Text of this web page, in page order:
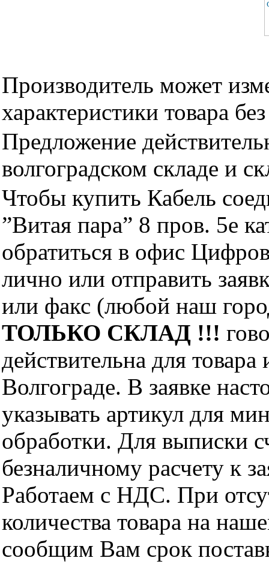
Производитель может
характеристики товара
Предложение
волгоградском складе и
Чтобы купить Кабель
”Витая пара” 8 пров. 5е
обратиться в офис
лично или отправить
или факс (любой наш
ТОЛЬКО СКЛАД !!!
действительна для
Волгограде. В заявке
указывать артикул для
обработки. Для выписки
безналичному расчету к
Работаем с НДС. При
количества товара на
сообщим Вам срок